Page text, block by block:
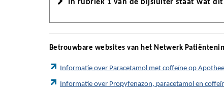
In rubriek 1 van de bijsluiter staat wat
Betrouwbare websites van het Netwerk
Informatie over Paracetamol met coffeïne op
Informatie over Propyfenazon, paracetamol en